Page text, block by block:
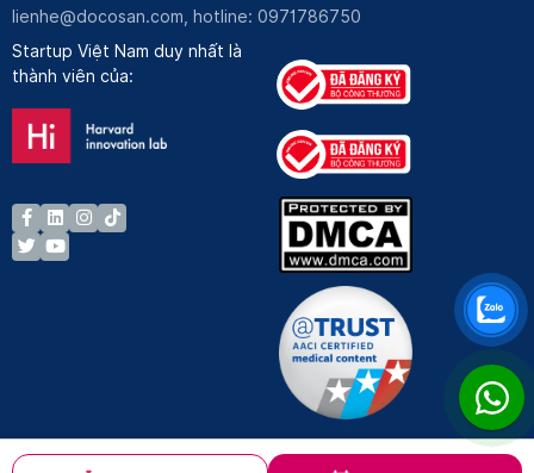
lienhe@docosan.com, hotline: 0971786750
Startup Việt Nam duy nhất là
thành viên của: